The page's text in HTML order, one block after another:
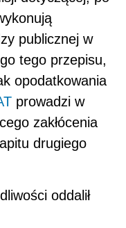
publicznej w
tego przepisu,
opodatkowania
prowadzi w
zakłócenia
drugiego
oddalił